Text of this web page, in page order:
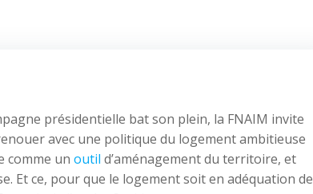
présidentielle bat son plein, la FNAIM invite
avec une politique du logement ambitieuse
comme un outil d’aménagement du territoire, et
Et ce, pour que le logement soit en adéquation de